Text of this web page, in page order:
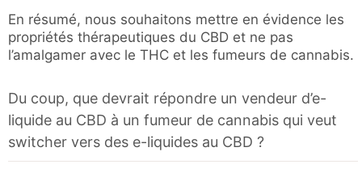
En résumé, nous souhaitons mettre en évidence les
propriétés thérapeutiques du CBD et ne pas
l’amalgamer avec le THC et les fumeurs de cannabis.
Du coup, que devrait répondre un vendeur d’e-
liquide au CBD à un fumeur de cannabis qui veut
switcher vers des e-liquides au CBD ?